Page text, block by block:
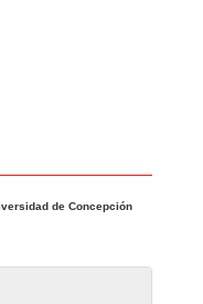
de Concepción